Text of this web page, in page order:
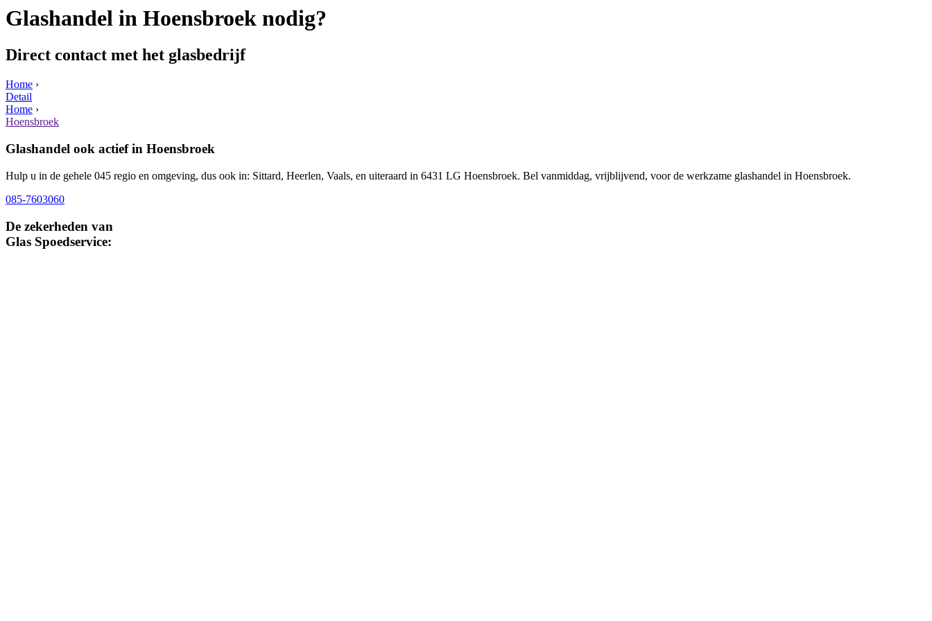
Glashandel in Hoensbroek nodig?
Direct contact met het glasbedrijf
Home ›
Detail
Home ›
Hoensbroek
Glashandel ook actief in Hoensbroek
Hulp u in de gehele 045 regio en omgeving, dus ook in: Sittard, Heerlen, Vaals, en uiteraard in 6431 LG Hoensbroek. Bel vanmiddag, vrijblijvend, voor de werkzame glashandel in Hoensbroek.
085-7603060
De zekerheden van
Glas Spoedservice: